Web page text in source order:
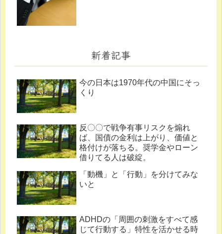
新着記事
今の日本は1970年代の中国にそっ
くり
反〇〇で戦争有事リスクを煽れ
ば、国債の金利は上がり、価値と
格付けが落ちる。奨学金やローン
借りてる人は破綻。
「動機」と「行動」を分けてみな
いと
ADHDの「周囲の刺激をすべて感
じて行動する」特性を活かせる時